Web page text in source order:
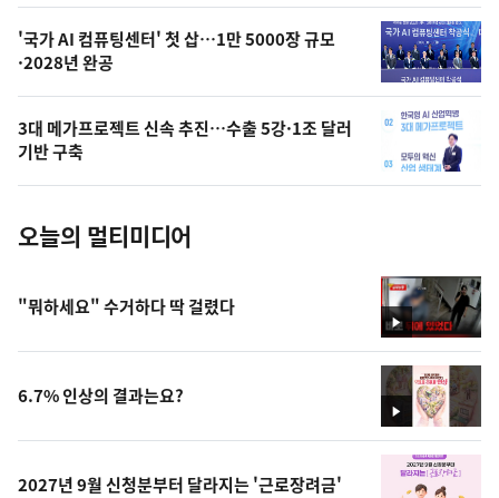
오
늘
의
사
진
'국가 AI 컴퓨팅센터' 첫 삽…1만 5000장 규모
·2028년 완공
3대 메가프로젝트 신속 추진…수출 5강·1조 달러
기반 구축
오늘의 멀티미디어
영
상
"뭐하세요" 수거하다 딱 걸렸다
영
상
6.7% 인상의 결과는요?
2027년 9월 신청분부터 달라지는 '근로장려금'